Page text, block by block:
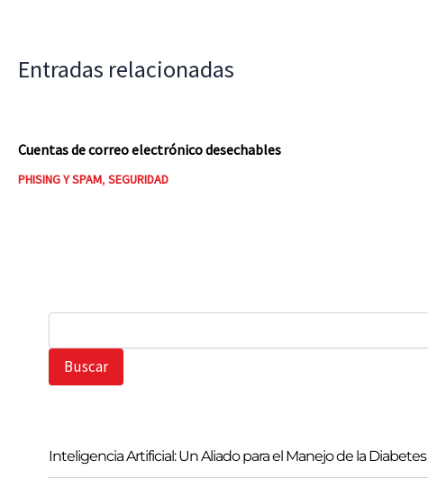
Entradas relacionadas
Cuentas de correo electrónico desechables
PHISING Y SPAM, SEGURIDAD
B
s
Buscar
Inteligencia Artificial: Un Aliado para el Manejo de la Diabetes